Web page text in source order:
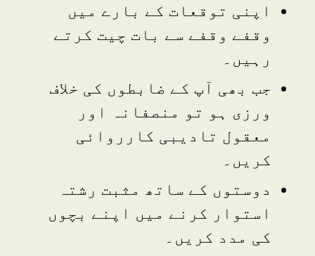
اپنی توقعات کے بارے میں
وقفے وقفے سے بات چیت کرتے
رہیں۔
جب بھی آپ کے ضابطوں کی خلاف
ورزی ہو تو منصفانہ اور
معقول تادیبی کارروائی
کریں۔
دوستوں کے ساتھ مثبت رشتہ
استوار کرنے میں اپنے بچوں
کی مدد کریں۔